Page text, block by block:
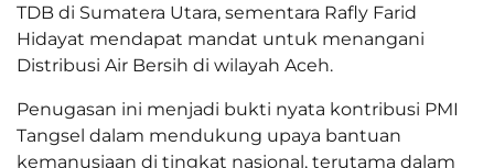
TDB di Sumatera Utara, sementara Rafly Farid
Hidayat mendapat mandat untuk menangani
Distribusi Air Bersih di wilayah Aceh.
Penugasan ini menjadi bukti nyata kontribusi PMI
Tangsel dalam mendukung upaya bantuan
kemanusiaan di tingkat nasional, terutama dalam